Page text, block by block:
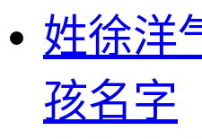
姓徐洋
孩名字